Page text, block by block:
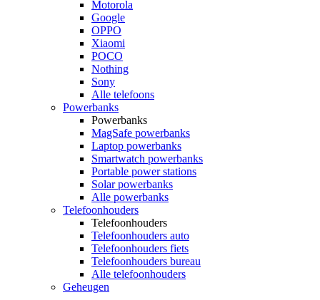
Motorola
Google
OPPO
Xiaomi
POCO
Nothing
Sony
Alle telefoons
Powerbanks
Powerbanks
MagSafe powerbanks
Laptop powerbanks
Smartwatch powerbanks
Portable power stations
Solar powerbanks
Alle powerbanks
Telefoonhouders
Telefoonhouders
Telefoonhouders auto
Telefoonhouders fiets
Telefoonhouders bureau
Alle telefoonhouders
Geheugen